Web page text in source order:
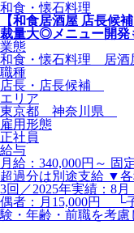
和食・懐石料理
【和食居酒屋 店長候
裁量大◎メニュー開発
業態
和食・懐石料理 居酒
職種
店長・店長候補
エリア
東京都 神奈川県
雇用形態
正社員
給与
月給：340,000円～ 固
超過分は別途支給 ▼
3回／2025年実績：8
偶者：月15,000円 └
験・年齢・前職を考慮